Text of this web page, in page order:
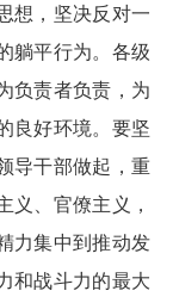
想，坚决反对一
躺平行为。各级
负责者负责，为
良好环境。要坚
导干部做起，重
义、官僚主义，
力集中到推动发
和战斗力的最大